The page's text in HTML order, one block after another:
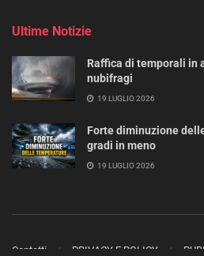
Ultime Notizie
Raffica di temporali in
nubifragi
19 LUGLIO 2026
Forte diminuzione
gradi in meno
19 LUGLIO 2026
Contatti PRIVACY E POLICY